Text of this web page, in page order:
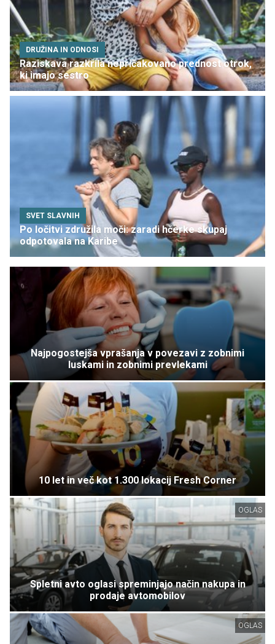
DRUŽINA IN ODNOSI
Raziskava razkrila nepričakovano prednost otrok,
ki imajo sestro
SVET SLAVNIH
Po ločitvi združila moči: zaradi hčerke skupaj
odpotovala na Karibe
Najpogostejša vprašanja v povezavi z zobnimi
luskami in zobnimi prevlekami
10 let in več kot 1.300 lokacij Fresh Corner
OGLAS
Spletni avto oglasi spreminjajo način nakupa in
prodaje avtomobilov
OGLAS